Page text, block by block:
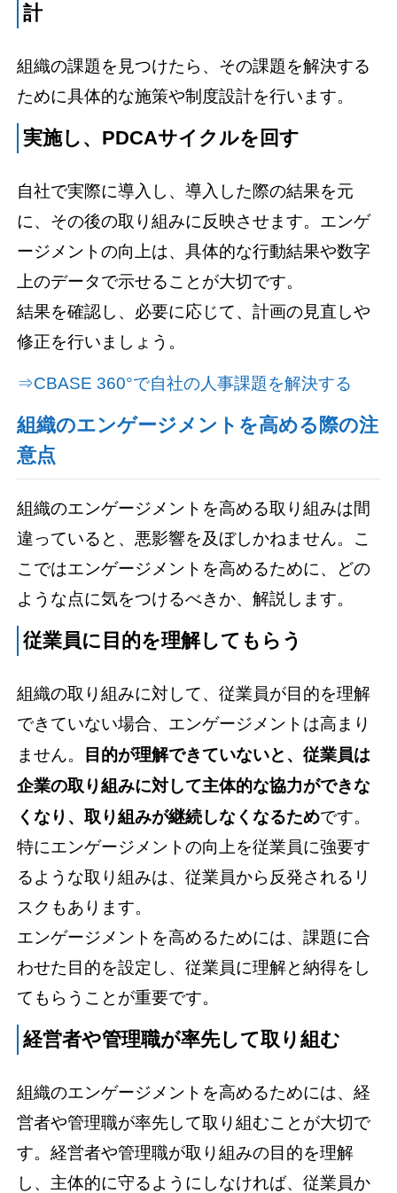
計
組織の課題を見つけたら、その課題を解決する
ために具体的な施策や制度設計を行います。
実施し、PDCAサイクルを回す
自社で実際に導入し、導入した際の結果を元
に、その後の取り組みに反映させます。エンゲ
ージメントの向上は、具体的な行動結果や数字
上のデータで示せることが大切です。
結果を確認し、必要に応じて、計画の見直しや
修正を行いましょう。
⇒CBASE 360°で自社の人事課題を解決する
組織のエンゲージメントを高める際の注
意点
組織のエンゲージメントを高める取り組みは間
違っていると、悪影響を及ぼしかねません。こ
こではエンゲージメントを高めるために、どの
ような点に気をつけるべきか、解説します。
従業員に目的を理解してもらう
組織の取り組みに対して、従業員が目的を理解
できていない場合、エンゲージメントは高まり
ません。
目的が理解できていないと、従業員は
企業の取り組みに対して主体的な協力ができな
くなり、取り組みが継続しなくなるためです。
特にエンゲージメントの向上を従業員に強要す
るような取り組みは、従業員から反発されるリ
スクもあります。
エンゲージメントを高めるためには、課題に合
わせた目的を設定し、従業員に理解と納得をし
てもらうことが重要です。
経営者や管理職が率先して取り組む
組織のエンゲージメントを高めるためには、経
営者や管理職が率先して取り組むことが大切で
す。経営者や管理職が取り組みの目的を理解
し、主体的に守るようにしなければ、従業員か